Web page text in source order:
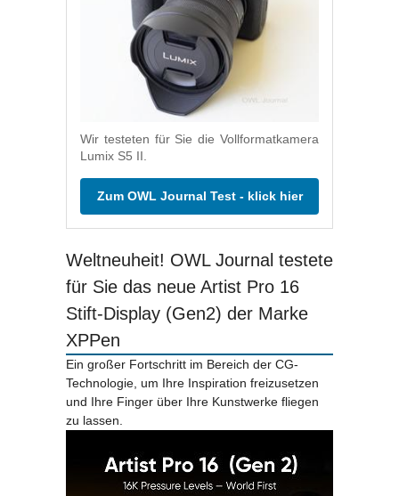
Wir testeten für Sie die Vollformatkamera
Lumix S5 II.
Zum OWL Journal Test - klick hier
Weltneuheit! OWL Journal testete
für Sie das neue Artist Pro 16
Stift-Display (Gen2) der Marke
XPPen
Ein großer Fortschritt im Bereich der CG-
Technologie, um Ihre Inspiration freizusetzen
und Ihre Finger über Ihre Kunstwerke fliegen
zu lassen.